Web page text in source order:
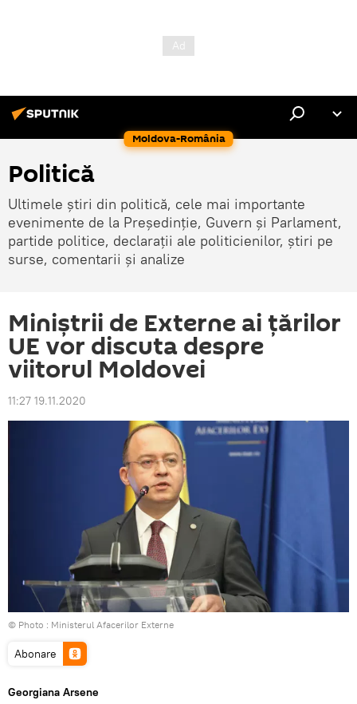
Moldova-România
Politică
Ultimele știri din politică, cele mai importante
evenimente de la Președinție, Guvern și Parlament,
partide politice, declarații ale politicienilor, știri pe
surse, comentarii și analize
Miniștrii de Externe ai țărilor
UE vor discuta despre
viitorul Moldovei
11:27 19.11.2020
© Photo : Ministerul Afacerilor Externe
Abonare
Georgiana Arsene